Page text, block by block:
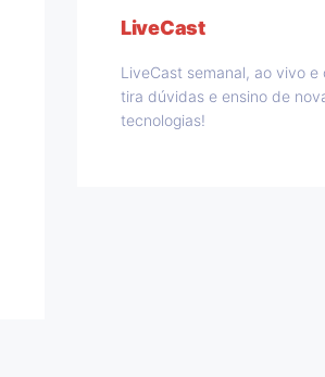
LiveCast
LiveCast semanal, ao vivo e
tira dúvidas e ensino de
tecnologias!